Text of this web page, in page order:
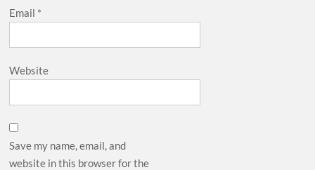
Email *
Website
Save my name, email, and
website in this browser for the